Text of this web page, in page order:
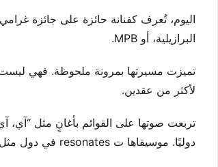
اليوم، تُعرف كفنانة حائزة على جائزة
البرازيلية، أو MPB.
تميزت مسيرتها بمرونة ملحوظة. فهي ليست
لأكثر من عقدين.
دوليًا. موسيقاها ت resonates في دول مثل البرتغال والسويد.